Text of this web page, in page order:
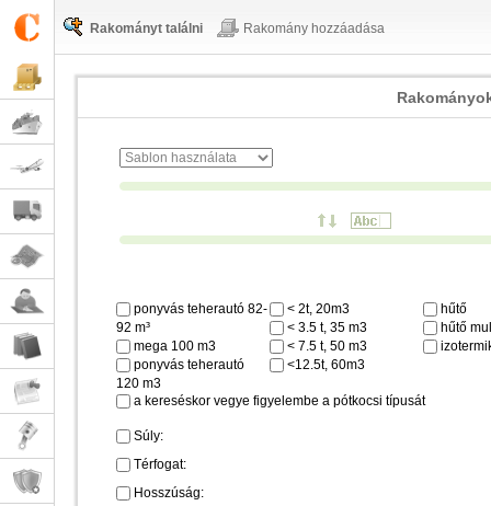
Rakományt találni Rakomány hozzáadása
ponyvás teherautó 82-
92 m³
mega 100 m3
ponyvás teherautó
120 m3
< 2t, 20m3
< 3.5 t, 35 m3
< 7.5 t, 50 m3
<12.5t, 60m3
hűtő
hűtő
a kereséskor vegye figyelembe a pótkocsi típusát
Súly:
Térfogat:
Hosszúság: